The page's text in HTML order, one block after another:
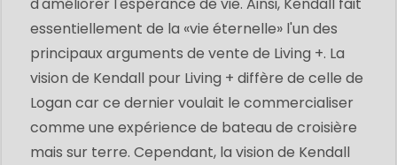
essentiellement de la «vie éternelle» l'un des
principaux arguments de vente de Living +. La
vision de Kendall pour Living + diffère de celle de
Logan car ce dernier voulait le commercialiser
comme une expérience de bateau de croisière
mais sur terre. Cependant, la vision de Kendall